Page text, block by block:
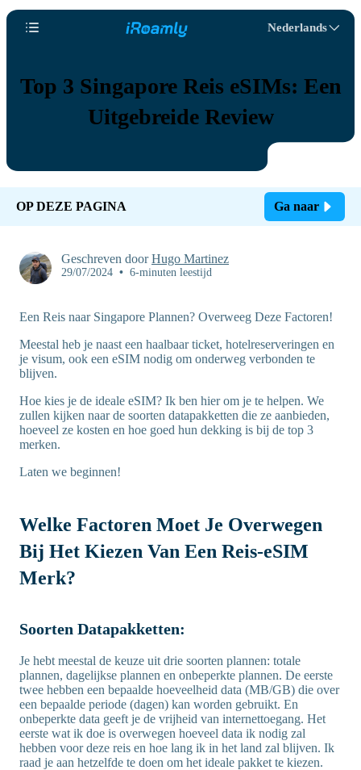
Nederlands
Top 3 Singapore Reis eSIMs: Een
Uitgebreide Review
OP DEZE PAGINA Ga naar
Geschreven doorHugo Martinez
29/07/2024 • 6-minuten leestijd
Een Reis naar Singapore Plannen? Overweeg Deze Factoren!
Meestal heb je naast een haalbaar ticket, hotelreserveringen en
je visum, ook een eSIM nodig om onderweg verbonden te
blijven.
Hoe kies je de ideale eSIM? Ik ben hier om je te helpen. We
zullen kijken naar de soorten datapakketten die ze aanbieden,
hoeveel ze kosten en hoe goed hun dekking is bij de top 3
merken.
Laten we beginnen!
Welke Factoren Moet Je Overwegen
Bij Het Kiezen Van Een Reis-eSIM
Merk?
Soorten Datapakketten:
Je hebt meestal de keuze uit drie soorten plannen: totale
plannen, dagelijkse plannen en onbeperkte plannen. De eerste
twee hebben een bepaalde hoeveelheid data (MB/GB) die over
een bepaalde periode (dagen) kan worden gebruikt. En
onbeperkte data geeft je de vrijheid van internettoegang. Het
eerste wat ik doe is overwegen hoeveel data ik nodig zal
hebben voor deze reis en hoe lang ik in het land zal blijven. Ik
raad je aan hetzelfde te doen om het ideale pakket te kiezen.